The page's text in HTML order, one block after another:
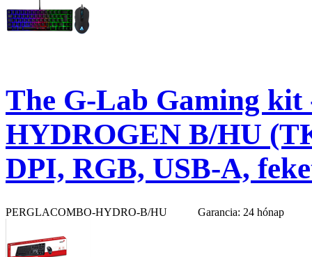
The G-Lab Gaming
HYDROGEN B/HU
DPI, RGB, USB-A,
PERGLACOMBO-HYDRO-B/HU Garancia: 24 hónap